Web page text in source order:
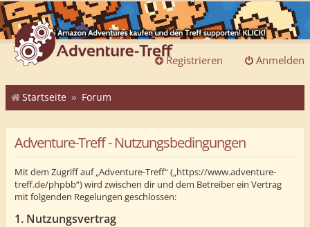
Anmelden
Registrieren
Startseite Forum
Adventure-Treff - Nutzungsbedingungen
Mit dem Zugriff auf „Adventure-Treff“ („https://www.adventure-
treff.de/phpbb“) wird zwischen dir und dem Betreiber ein Vertrag
mit folgenden Regelungen geschlossen:
1. Nutzungsvertrag